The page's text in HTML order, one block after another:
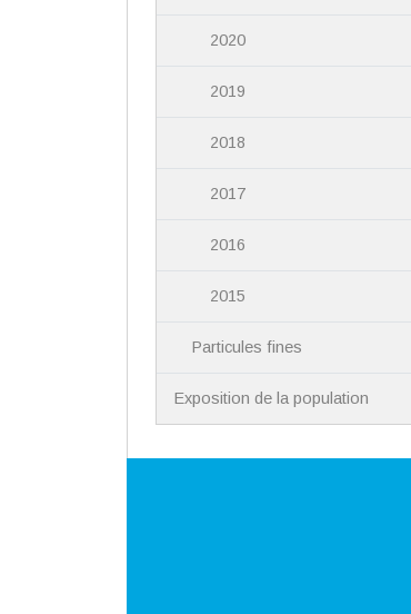
2020
2019
2018
2017
2016
2015
Particules fines
Exposition de la population